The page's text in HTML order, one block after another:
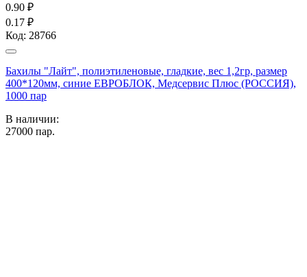
0.90 ₽
0.17 ₽
Код: 28766
Бахилы "Лайт", полиэтиленовые, гладкие, вес 1,2гр, размер
400*120мм, синие ЕВРОБЛОК, Медсервис Плюс (РОССИЯ),
1000 пар
В наличии:
27000 пар.